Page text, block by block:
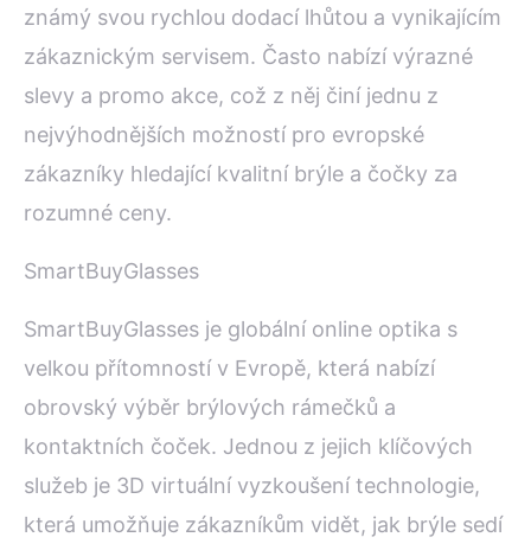
známý svou rychlou dodací lhůtou a vynikajícím
zákaznickým servisem. Často nabízí výrazné
slevy a promo akce, což z něj činí jednu z
nejvýhodnějších možností pro evropské
zákazníky hledající kvalitní brýle a čočky za
rozumné ceny.
SmartBuyGlasses
SmartBuyGlasses je globální online optika s
velkou přítomností v Evropě, která nabízí
obrovský výběr brýlových rámečků a
kontaktních čoček. Jednou z jejich klíčových
služeb je 3D virtuální vyzkoušení technologie,
která umožňuje zákazníkům vidět, jak brýle sedí